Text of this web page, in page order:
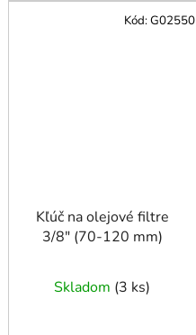
Kľúč na olejové filtre
3/8" (70-120 mm)
Skladom (3 ks)
Kód:G02550